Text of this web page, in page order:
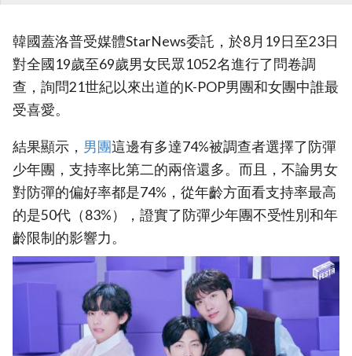
韓國蓋洛普受媒體StarNews委託，於8月19日至23日
對全國19歲至69歲男女民眾1052名進行了問卷調
查，詢問21世紀以來出道的K-POP男團和女團中誰最
受喜愛。
結果顯示， 男團這邊有多達74%被調查者選擇了防彈
少年團，支持率比第二的兩倍還多。而且，不論男女
對防彈的偏好率都是74%，從年齡方面看支持率最高
的是50代（83%），證實了防彈少年團不受性別和年
齡限制的影響力。